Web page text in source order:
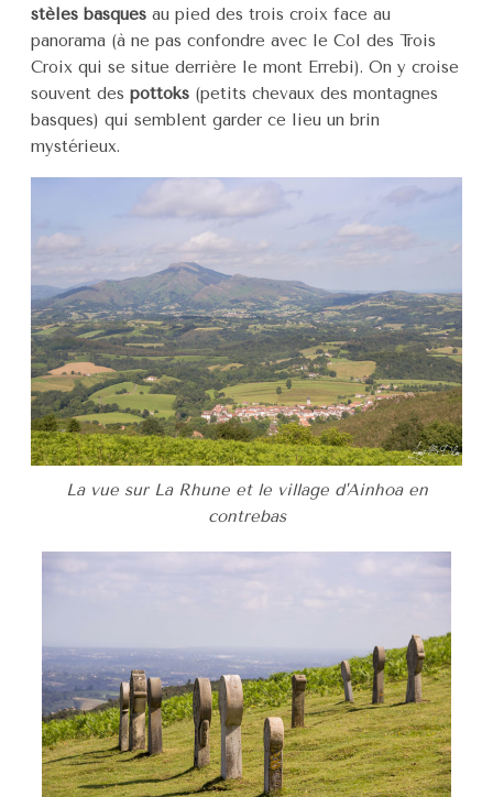
stèles basques au pied des trois croix face au
panorama (à ne pas confondre avec le Col des Trois
Croix qui se situe derrière le mont Errebi). On y croise
souvent des pottoks (petits chevaux des montagnes
basques) qui semblent garder ce lieu un brin
mystérieux.
La vue sur La Rhune et le village d'Ainhoa en
contrebas